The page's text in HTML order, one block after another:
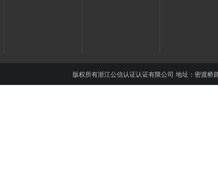
版权所有浙江公信认证认证有限公司 地址：密渡